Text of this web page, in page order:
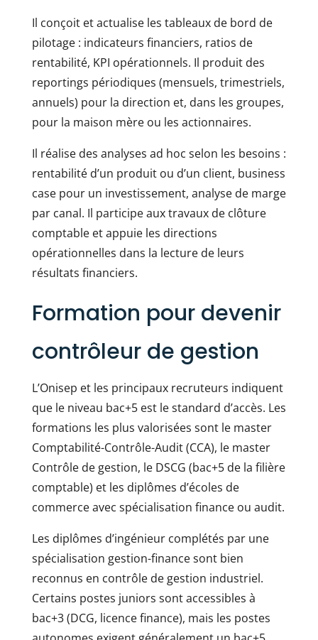
Il conçoit et actualise les tableaux de bord de
pilotage : indicateurs financiers, ratios de
rentabilité, KPI opérationnels. Il produit des
reportings périodiques (mensuels, trimestriels,
annuels) pour la direction et, dans les groupes,
pour la maison mère ou les actionnaires.
Il réalise des analyses ad hoc selon les besoins :
rentabilité d’un produit ou d’un client, business
case pour un investissement, analyse de marge
par canal. Il participe aux travaux de clôture
comptable et appuie les directions
opérationnelles dans la lecture de leurs
résultats financiers.
Formation pour devenir
contrôleur de gestion
L’Onisep et les principaux recruteurs indiquent
que le niveau bac+5 est le standard d’accès. Les
formations les plus valorisées sont le master
Comptabilité-Contrôle-Audit (CCA), le master
Contrôle de gestion, le DSCG (bac+5 de la filière
comptable) et les diplômes d’écoles de
commerce avec spécialisation finance ou audit.
Les diplômes d’ingénieur complétés par une
spécialisation gestion-finance sont bien
reconnus en contrôle de gestion industriel.
Certains postes juniors sont accessibles à
bac+3 (DCG, licence finance), mais les postes